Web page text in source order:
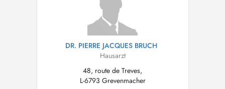
DR. PIERRE JACQUES BRUCH
Hausarzt
48, route de Treves,
L-6793 Grevenmacher